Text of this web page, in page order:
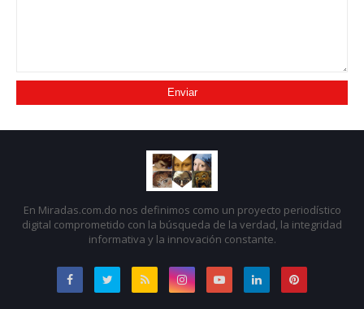
En Miradas.com.do nos definimos como un proyecto periodístico
digital comprometido con la búsqueda de la verdad, la integridad
informativa y la innovación constante.